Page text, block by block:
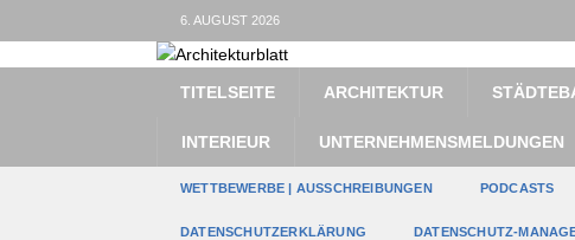
6. AUGUST 2026
TITELSEITE ARCHITEKTUR
INTERIEUR UNTERNEHMENSMELDUNGEN
WETTBEWERBE | AUSSCHREIBUNGEN PODCASTS
DATENSCHUTZERKLÄRUNG DATENSCHUTZ-